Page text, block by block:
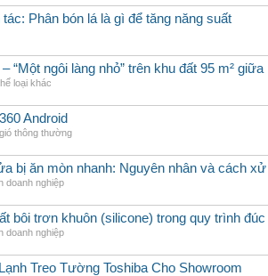
tác: Phân bón lá là gì để tăng năng suất
“Một ngôi làng nhỏ” trên khu đất 95 m²
loại khác
Android
thông thường
bị ăn mòn nhanh: Nguyên nhân và cách
doanh nghiệp
bôi trơn khuôn (silicone) trong quy trình
doanh nghiệp
Treo Tường Toshiba Cho Showroom